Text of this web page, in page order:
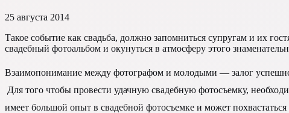
25 августа 2014
Такое событие как свадьба, должно запомниться супругам и их
свадебный фотоальбом и окунуться в атмосферу этого
Взаимопонимание между фотографом и молодыми — залог
Для того чтобы провести удачную свадебную фотосъемку,
имеет большой опыт в свадебной фотосъемке и может